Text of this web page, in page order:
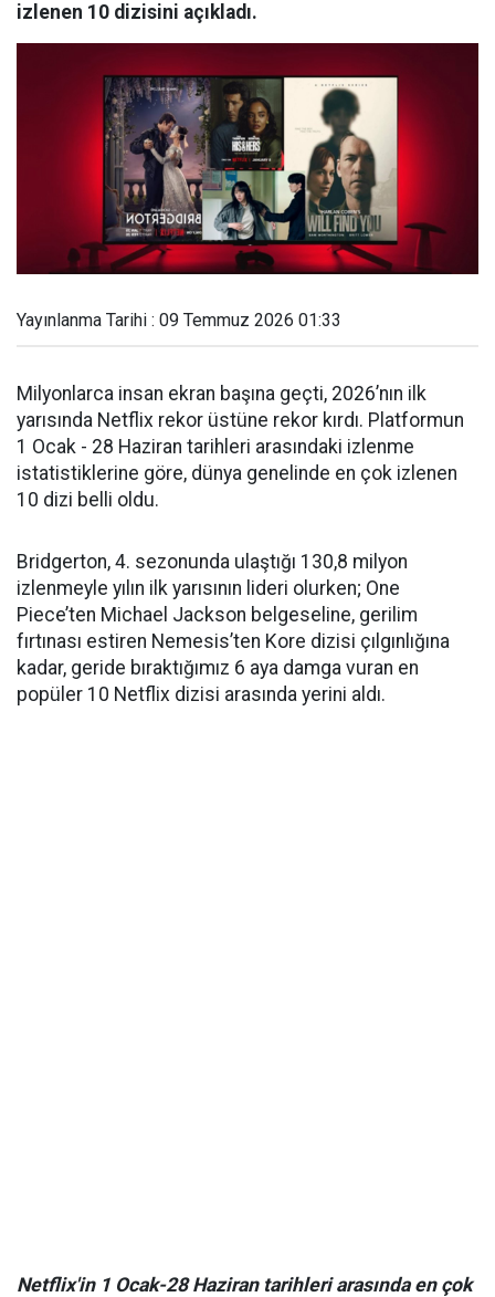
izlenen 10 dizisini açıkladı.
Yayınlanma Tarihi : 09 Temmuz 2026 01:33
Milyonlarca insan ekran başına geçti, 2026’nın ilk
yarısında Netflix rekor üstüne rekor kırdı. Platformun
1 Ocak - 28 Haziran tarihleri arasındaki izlenme
istatistiklerine göre, dünya genelinde en çok izlenen
10 dizi belli oldu.
Bridgerton, 4. sezonunda ulaştığı 130,8 milyon
izlenmeyle yılın ilk yarısının lideri olurken; One
Piece’ten Michael Jackson belgeseline, gerilim
fırtınası estiren Nemesis’ten Kore dizisi çılgınlığına
kadar, geride bıraktığımız 6 aya damga vuran en
popüler 10 Netflix dizisi arasında yerini aldı.
Netflix'in 1 Ocak-28 Haziran tarihleri arasında en çok